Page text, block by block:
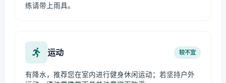
练请带上雨具。
运动 较不宜
有降水，推荐您在室内进行健身休闲运动；若坚持户外